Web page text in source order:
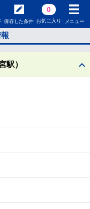
保存した条件
0
お気に入り メニュー
駅）